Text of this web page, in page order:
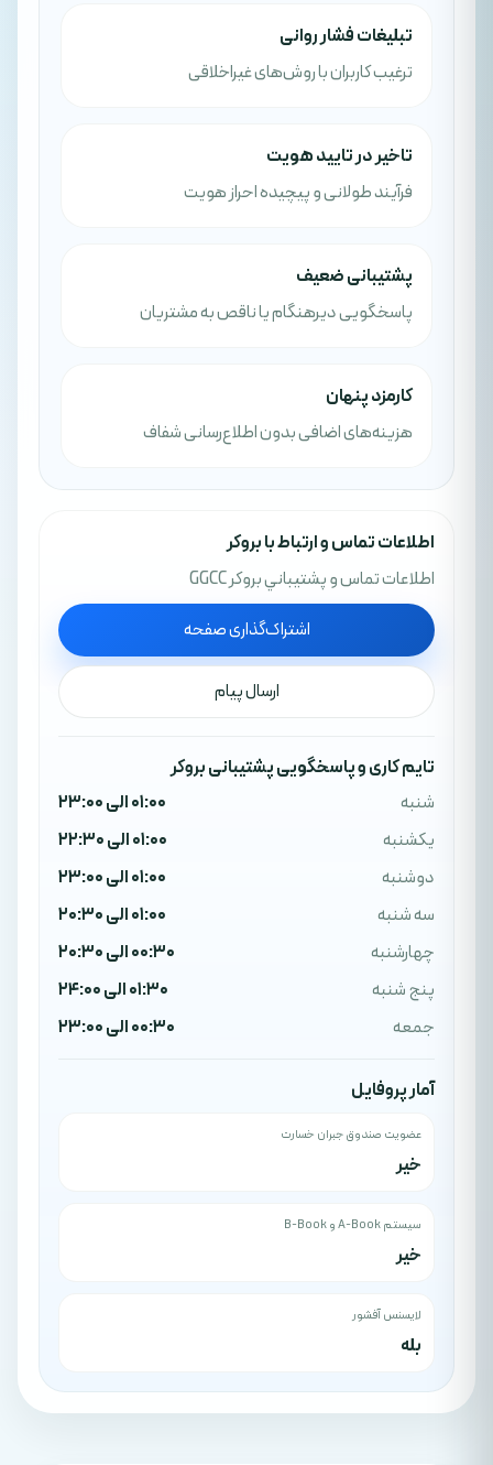
تبلیغات فشار روانی
ترغیب کاربران با روش‌های غیراخلاقی
تاخیر در تایید هویت
فرآیند طولانی و پیچیده احراز هویت
پشتیبانی ضعیف
پاسخگویی دیرهنگام یا ناقص به مشتریان
کارمزد پنهان
هزینه‌های اضافی بدون اطلاع‌رسانی شفاف
اطلاعات تماس و ارتباط با بروکر
اطلاعات تماس و پشتيباني بروکر GGCC
اشتراک‌گذاری صفحه
ارسال پیام
تایم کاری و پاسخگویی پشتیبانی بروکر
شنبه
01:00 الی 23:00
یکشنبه
01:00 الی 22:30
دوشنبه
01:00 الی 23:00
سه شنبه
01:00 الی 20:30
چهارشنبه
00:30 الی 20:30
پنج شنبه
01:30 الی 24:00
جمعه
00:30 الی 23:00
آمار پروفایل
عضویت صندوق جبران خسارت
خیر
سیستم A-Book و B-Book
خیر
لایسنس آفشور
بله